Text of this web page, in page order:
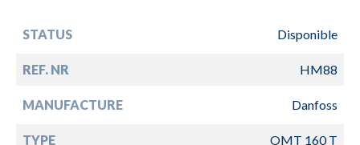
STATUS Disponible
REF. NR HM88
MANUFACTURE Danfoss
TYPE OMT 160 T